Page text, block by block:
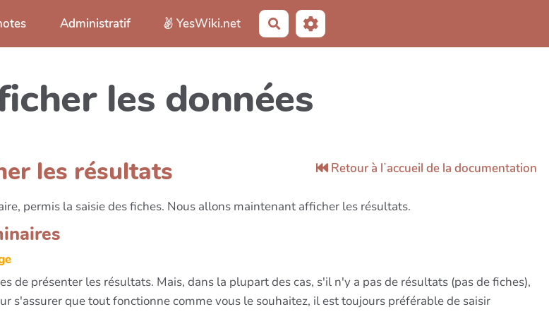
Administratif YesWiki.net Rechercher
les données
Retour à lʼaccueil de la documentation
les résultats
permis la saisie des fiches. Nous allons maintenant afficher les résultats.
de présenter les résultats. Mais, dans la plupart des cas, s'il n'y a pas de résultats (pas de fiches),
s'assurer que tout fonctionne comme vous le souhaitez, il est toujours préférable de saisir